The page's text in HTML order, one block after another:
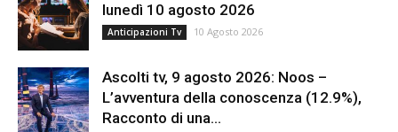
lunedì 10 agosto 2026
Anticipazioni Tv 10 Agosto 2026
Ascolti tv, 9 agosto 2026: Noos –
L’avventura della conoscenza (12.9%),
Racconto di una...